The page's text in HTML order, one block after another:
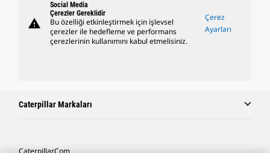
warning
Social Media
Çerezler Gereklidir
Bu özelliği etkinleştirmek için işlevsel
çerezler ile hedefleme ve performans
çerezlerinin kullanımını kabul etmelisiniz.
Çerez
Ayarları
Caterpillar Markaları
Caterpillar.com